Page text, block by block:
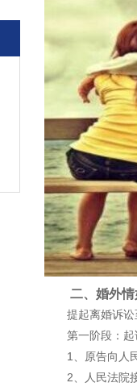
二、婚外情
提起离婚诉讼至
第一阶段：起
1、原告向人民
2、人民法院接